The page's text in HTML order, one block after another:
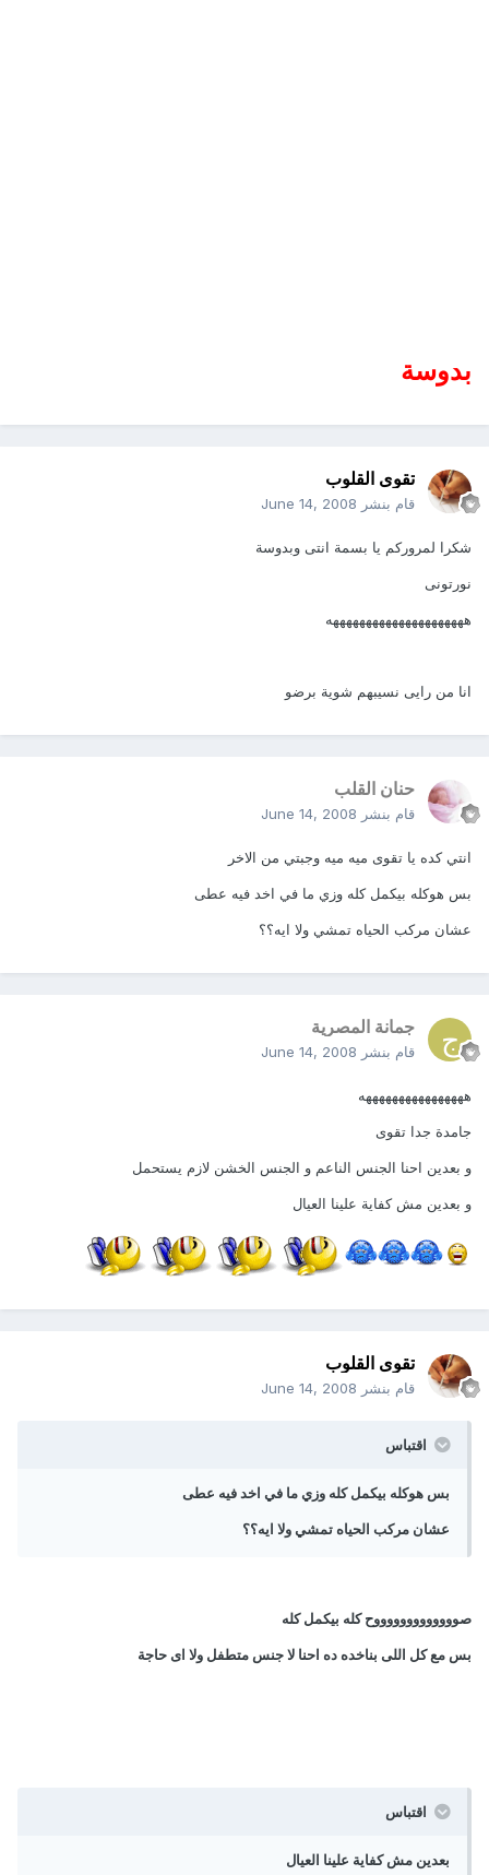
بدوسة
تقوى القلوب
قام بنشر June 14, 2008
شكرا لمروركم يا بسمة انتى وبدوسة
نورتونى
هههههههههههههههههههههه
انا من رايى نسيبهم شوية برضو
حنان القلب
قام بنشر June 14, 2008
انتي كده يا تقوى ميه ميه وجبتي من الاخر
بس هوكله بيكمل كله وزي ما في اخد فيه عطى
عشان مركب الحياه تمشي ولا ايه؟؟
جمانة المصرية
قام بنشر June 14, 2008
ههههههههههههههههه
جامدة جدا تقوى
و بعدين احنا الجنس الناعم و الجنس الخشن لازم يستحمل
و بعدين مش كفاية علينا العيال
تقوى القلوب
قام بنشر June 14, 2008
اقتباس
بس هوكله بيكمل كله وزي ما في اخد فيه عطى
عشان مركب الحياه تمشي ولا ايه؟؟
صوووووووووووووح كله بيكمل كله
بس مع كل اللى بناخده ده احنا لا جنس متطفل ولا اى حاجة
اقتباس
بعدين مش كفاية علينا العيال